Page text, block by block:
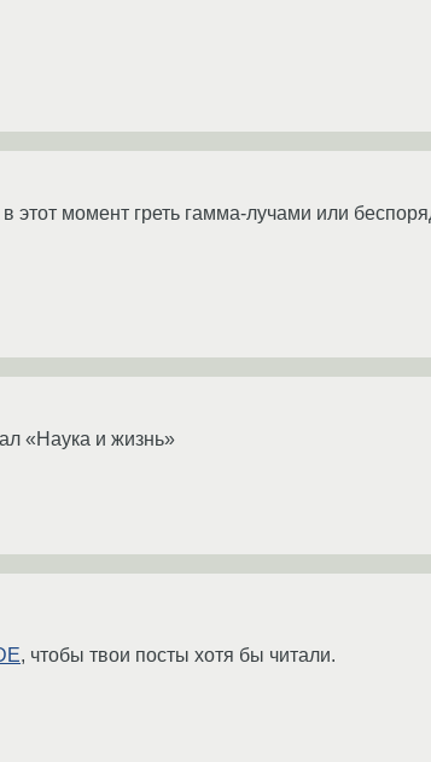
момент греть гамма-лучами или
«Наука и жизнь»
, чтобы твои посты хотя бы читали.